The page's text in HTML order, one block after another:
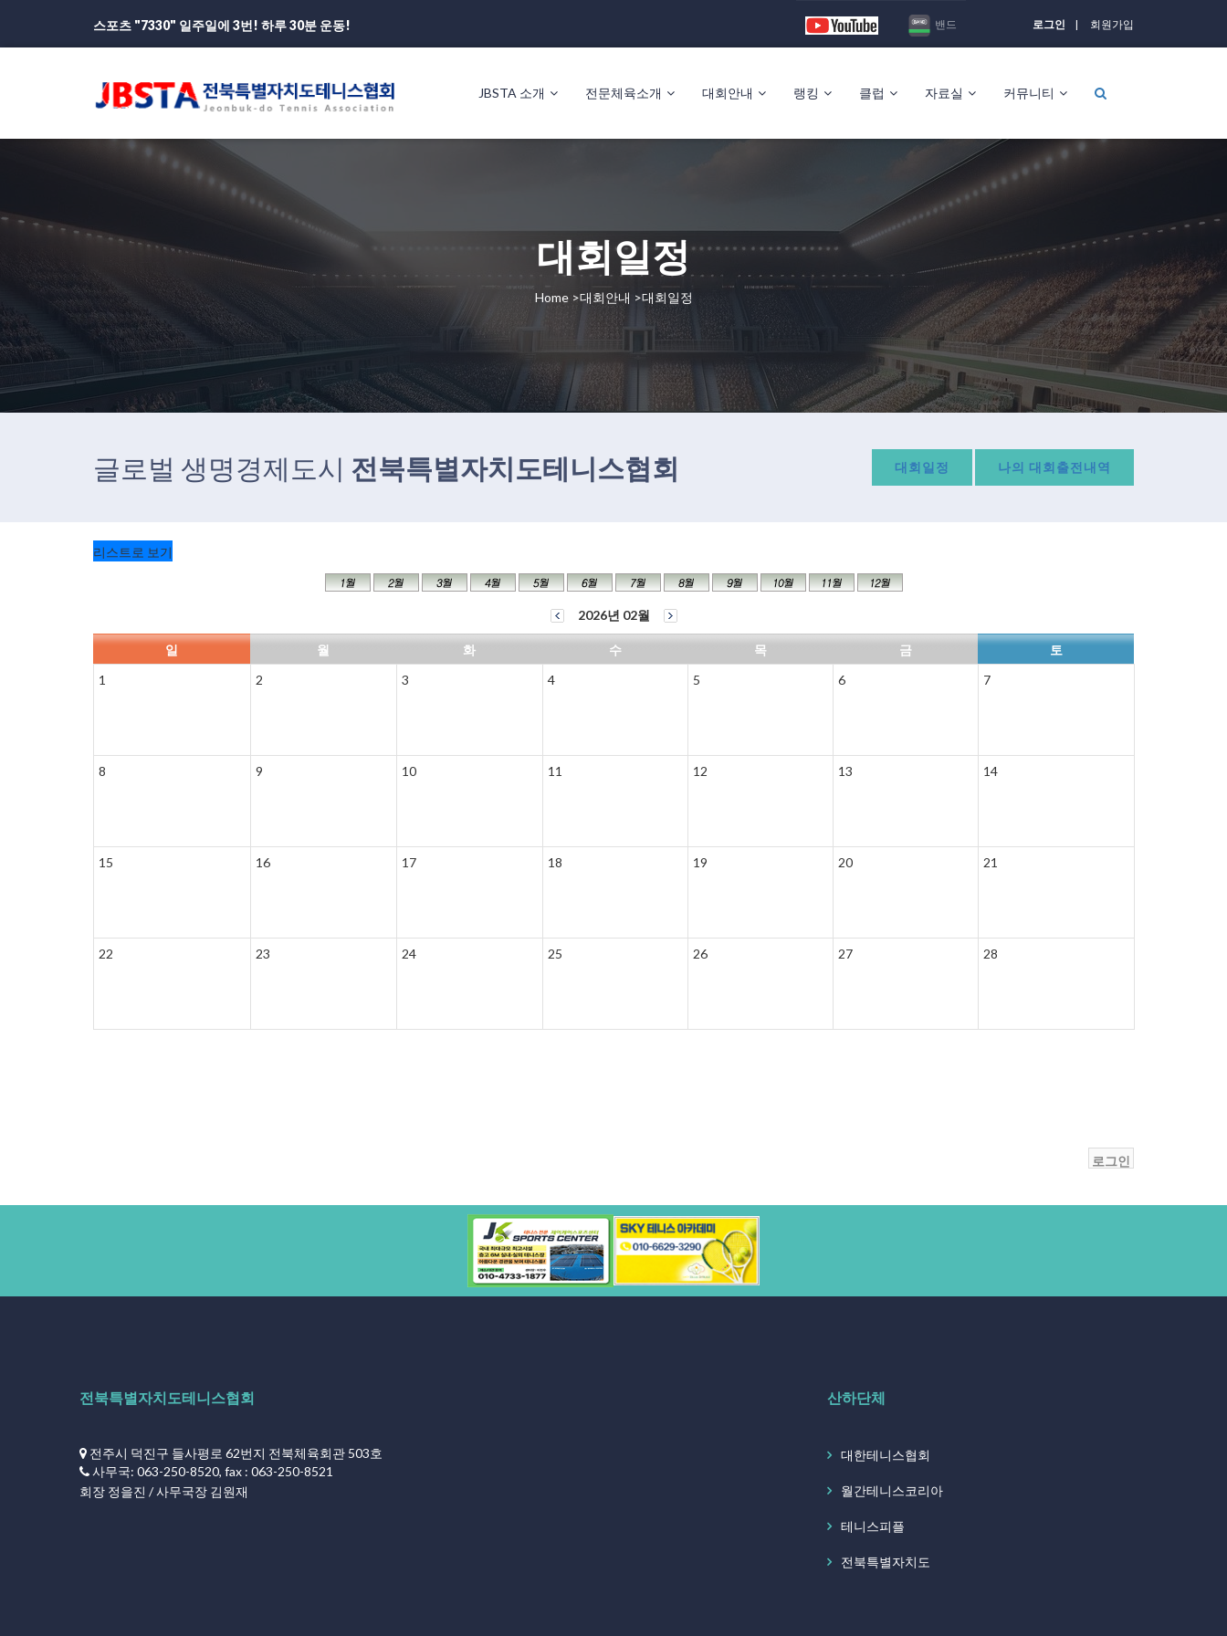
스포츠 "7330" 일주일에 3번! 하루 30분 운동! 밴드 로그인 회원가입
JBSTA 소개 전문체육소개 대회안내 랭킹 클럽 자료실 커뮤니티
대회일정
Home >대회안내 >대회일정
글로벌 생명경제도시 전북특별자치도테니스협회 대회일정 나의 대회출전내역
리스트로 보기
2026년 02월
일 월 화 수 목 금
토
1
2 3 4 5 6 7
8 9 10 11 12 13 14
15 16 17 18 19 20 21
22 23 24 25 26 27 28
전북특별자치도테니스협회
전주시 덕진구 들사평로 62번지 전북체육회관 503호
사무국: 063-250-8520, fax : 063-250-8521
회장 정을진 / 사무국장 김원재
산하단체
대한테니스협회
월간테니스코리아
테니스피플
전북특별자치도